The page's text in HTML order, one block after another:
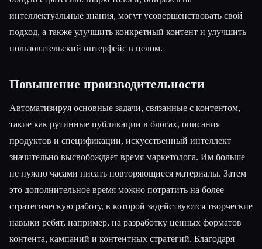
интеллектуальные знания, могут усовершенствовать свой
подход, а также улучшить конкретный контент и улучшить
пользовательский интерфейс в целом.
Повышение производительности
Автоматизируя основные задачи, связанные с контентом,
такие как рутинные публикации в блогах, описания
продуктов и спецификации, искусственный интеллект
значительно высвобождает время маркетолога. Им больше
не нужно часами писать повторяющиеся материалы. Затем
это дополнительное время можно потратить на более
стратегическую работу, в которой задействуются творческие
навыки ребят, например, на разработку ценных форматов
контента, кампаний и контентных стратегий. Благодаря